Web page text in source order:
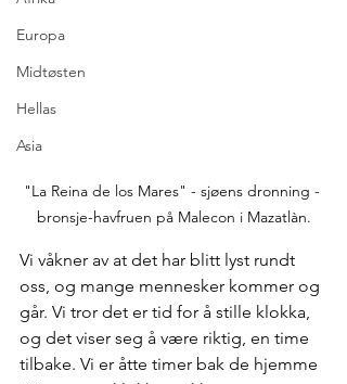
Europa
Midtøsten
Hellas
Asia
"La Reina de los Mares" - sjøens dronning -
bronsje-havfruen på Malecon i Mazatlàn.
Vi våkner av at det har blitt lyst rundt
oss, og mange mennesker kommer og
går. Vi tror det er tid for å stille klokka,
og det viser seg å være riktig, en time
tilbake. Vi er åtte timer bak de hjemme